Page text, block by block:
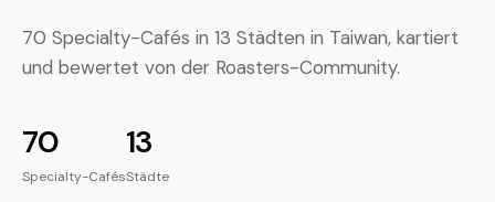
70 Specialty-Cafés in 13 Städten in Taiwan, kartiert
und bewertet von der Roasters-Community.
70
Specialty-Cafés
13
Städte